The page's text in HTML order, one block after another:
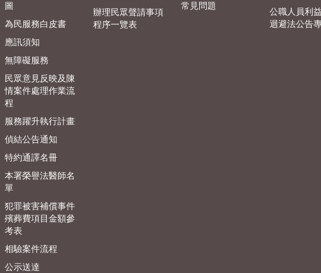
圖
為民服務白皮書
應訊須知
無障礙服務
民眾意見反映及陳
情案件處理作業流
程
服務躍升執行計畫
偵結公告通知
特約通譯名冊
本署榮譽法醫師名
單
犯罪被害補償事件
殯葬費項目金額參
考表
相驗案件流程
公示送達
辦理民眾聲請事項
程序一覽表
常見問題
公職人員利
迴避法公告